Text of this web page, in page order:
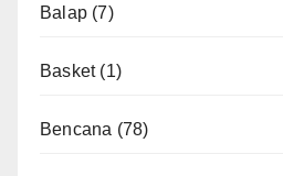
Balap (7)
Basket(1)
Bencana (78)